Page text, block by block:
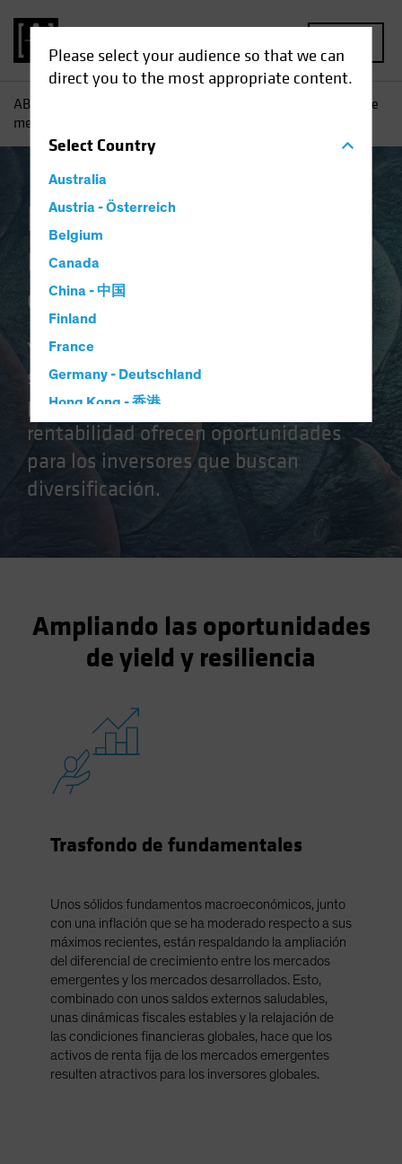
Please select your audience so that we can
direct you to the most appropriate content.
SelectCountry
Australia
Austria - Österreich
Belgium
Canada
China - 中国
Finland
France
Germany - Deutschland
Hong Kong - 香港
Hungary
Iceland
Italy - Italia
New Zealand
Norway
Portugal
Singapore
South Korea - 대한민국
Sweden
Taiwan - 台灣
UK
United States (US Citizens)
US (Non-US Citizens/NRC)
AB
Renta fija de
mercados emergentes
Renta fija de
mercados
emergentes
Yields atractivos, fundamentos
sólidos y una amplia gama de
países y factores que impulsan la
rentabilidad ofrecen oportunidades
para los inversores que buscan
diversificación.
Ampliando las oportunidades
de yield y resiliencia
Trasfondo de fundamentales
Unos sólidos fundamentos macroeconómicos, junto
con una inflación que se ha moderado respecto a sus
máximos recientes, están respaldando la ampliación
del diferencial de crecimiento entre los mercados
emergentes y los mercados desarrollados. Esto,
combinado con unos saldos externos saludables,
unas dinámicas fiscales estables y la relajación de
las condiciones financieras globales, hace que los
activos de renta fija de los mercados emergentes
resulten atractivos para los inversores globales.